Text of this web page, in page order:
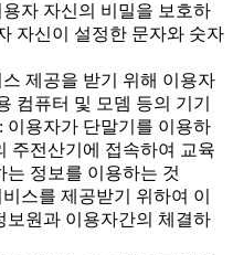
자 자신의 비밀을 보호하
자신이 설정한 문자와 숫자
제공을 받기 위해 이용자
컴퓨터 및 모뎀 등의 기기
용자가 단말기를 이용하
주전산기에 접속하여 교육
는 정보를 이용하는 것
스를 제공받기 위하여 이
보원과 이용자간의 체결하